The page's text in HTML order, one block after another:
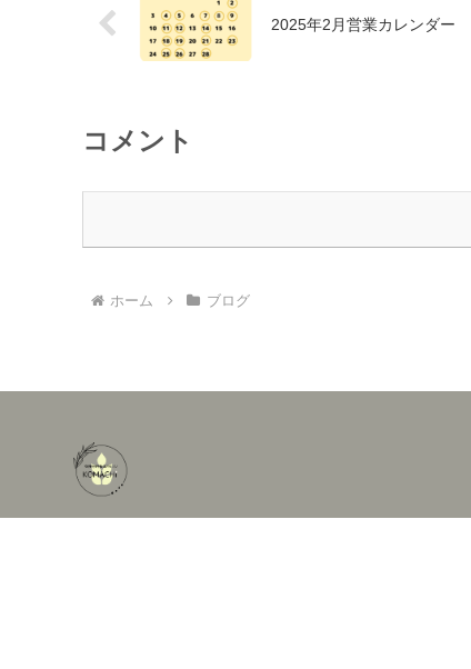
2025年2月営業カレンダー
コメント
ホーム ブログ